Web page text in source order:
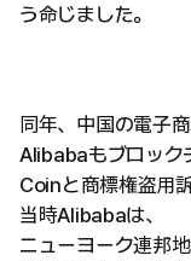
う命じました。
同年、中国の電子
Alibabaもブロック
Coinと商標権盗用
当時Alibabaは、
ニューヨーク連邦